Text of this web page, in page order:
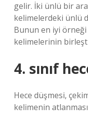
gelir. İki ünlü bir
kelimelerdeki ünlü
Bunun en iyi
kelimelerinin
4. sınıf
Hece düşmesi,
kelimenin